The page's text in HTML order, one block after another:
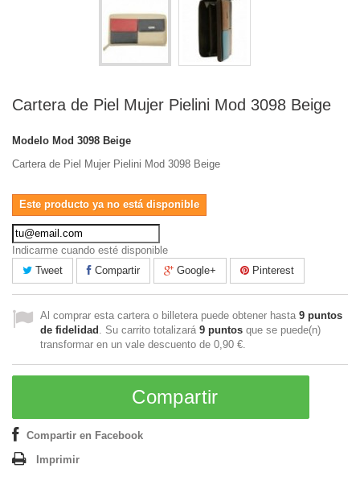
Cartera de Piel Mujer Pielini Mod 3098 Beige
Modelo Mod 3098 Beige
Cartera de Piel Mujer Pielini Mod 3098 Beige
Este producto ya no está disponible
Indicarme cuando esté disponible
Tweet
Compartir Google+ Pinterest
Al comprar esta cartera o billetera puede obtener hasta 9 puntos
de fidelidad . Su carrito totalizará 9 puntos que se puede(n)
transformar en un vale descuento de 0,90 €.
Compartir
Compartir en Facebook
Imprimir